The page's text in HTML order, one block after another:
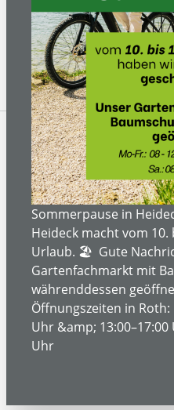
Keine Produkte
ÜBER UNS
SERVICE- UND
INFORMATIONEN
RECHTLICHE
Sommerpause in
Heideck macht vom 10.
Urlaub. 🏖️ Gute
Gartenfachmarkt mit
währenddessen
Öffnungszeiten in Roth:
Uhr &amp; 13:00–17:00
Uhr